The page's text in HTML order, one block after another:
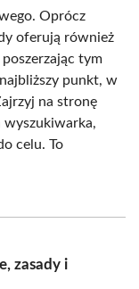
Oprócz
oferują również
tym
punkt, w
na stronę
wyszukiwarka,
celu. To
zasady i